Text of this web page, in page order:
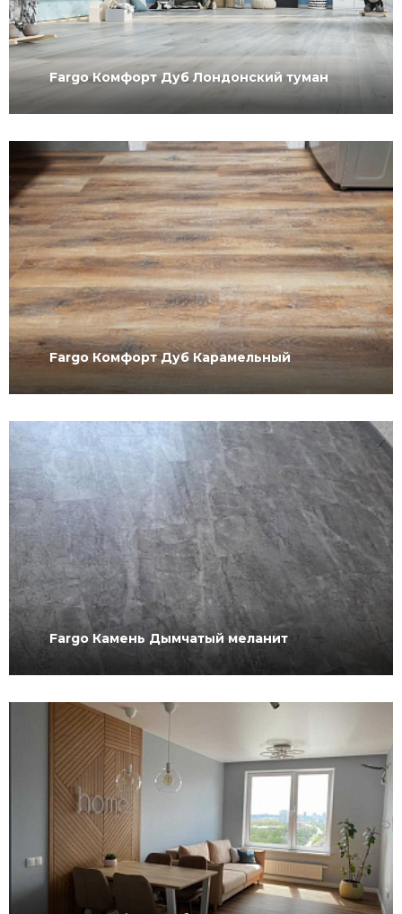
Fargo Комфорт Дуб Лондонский туман
Fargo Комфорт Дуб Карамельный
Fargo Камень Дымчатый меланит